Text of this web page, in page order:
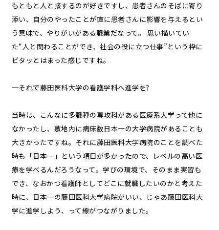
もともと人と接するのが好きですし、患者さんのそばに寄り
添い、自分のやったことが直に患者さんに影響を与えるとい
う意味で、やりがいがある職業だなって。 思い描いてい
た“人と関わることができ、社会の役に立つ仕事”という枠に
ピタッとはまった感じですね。
─それで藤田医科大学の看護学科へ進学を?
当時は、こんなに多職種の専攻科がある医療系大学って他に
なかったし、敷地内に病床数日本一の大学病院があることも
大きかったですね。それに藤田医科大学病院のことを調べた
時も「日本一」という項目が多かったので、レベルの高い医
療を学べるんだろうなって。学びの環境で、そのまま実習も
でき、なおかつ看護師としてどこに就職したいのかと考えた
時に、日本一の藤田医科大学病院がいい、じゃあ藤田医科大
学に進学しよう、って線がつながりました。